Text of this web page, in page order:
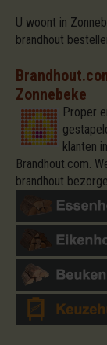
U woont in
brandhout
Zonnebeke
Proper
klanten
Brandhout.com.
brandhout